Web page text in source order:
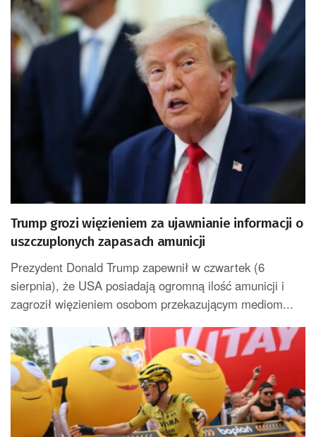
Trump grozi więzieniem za ujawnianie informacji o
uszczuplonych zapasach amunicji
Prezydent Donald Trump zapewnił w czwartek (6
sierpnia), że USA posiadają ogromną ilość amunicji i
zagroził więzieniem osobom przekazującym mediom...